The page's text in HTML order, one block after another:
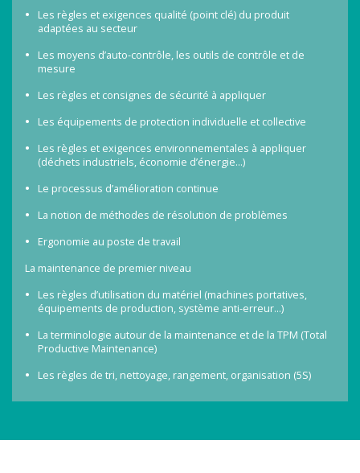
Les règles et exigences qualité (point clé) du produit
adaptées au secteur
Les moyens d’auto-contrôle, les outils de contrôle et de
mesure
Les règles et consignes de sécurité à appliquer
Les équipements de protection individuelle et collective
Les règles et exigences environnementales à appliquer
(déchets industriels, économie d’énergie…)
Le processus d’amélioration continue
La notion de méthodes de résolution de problèmes
Ergonomie au poste de travail
La maintenance de premier niveau
Les règles d’utilisation du matériel (machines portatives,
équipements de production, système anti-erreur…)
La terminologie autour de la maintenance et de la TPM (Total
Productive Maintenance)
Les règles de tri, nettoyage, rangement, organisation (5S)